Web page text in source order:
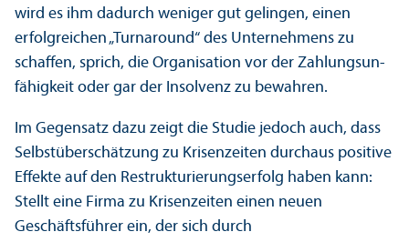
wird es ihm dadurch weniger gut gelingen, einen
erfolgreichen „Turnaround“ des Unter­nehmens zu
schaffen, sprich, die Organisation vor der Zahlungs­un­
fähigkeit oder gar der Insolvenz zu bewahren.
Im Gegensatz dazu zeigt die Studie jedoch auch, dass
Selbstüberschätzung zu Krisenzeiten durchaus positive
Effekte auf den Restrukturierungs­erfolg haben kann:
Stellt eine Firma zu Krisenzeiten einen neuen
Geschäfts­führer ein, der sich durch